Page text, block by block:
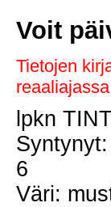
Voit
Tietojen
lpkn
6
Väri: